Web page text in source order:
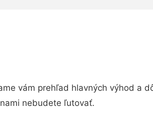
vám prehľad hlavných výhod a
nebudete ľutovať.